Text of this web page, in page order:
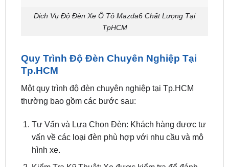
Dịch Vụ Độ Đèn Xe Ô Tô Mazda6 Chất Lượng Tại
TpHCM
Quy Trình Độ Đèn Chuyên Nghiệp Tại
Tp.HCM
Một quy trình độ đèn chuyên nghiệp tại Tp.HCM
thường bao gồm các bước sau:
Tư Vấn và Lựa Chọn Đèn: Khách hàng được tư
vấn về các loại đèn phù hợp với nhu cầu và mô
hình xe.